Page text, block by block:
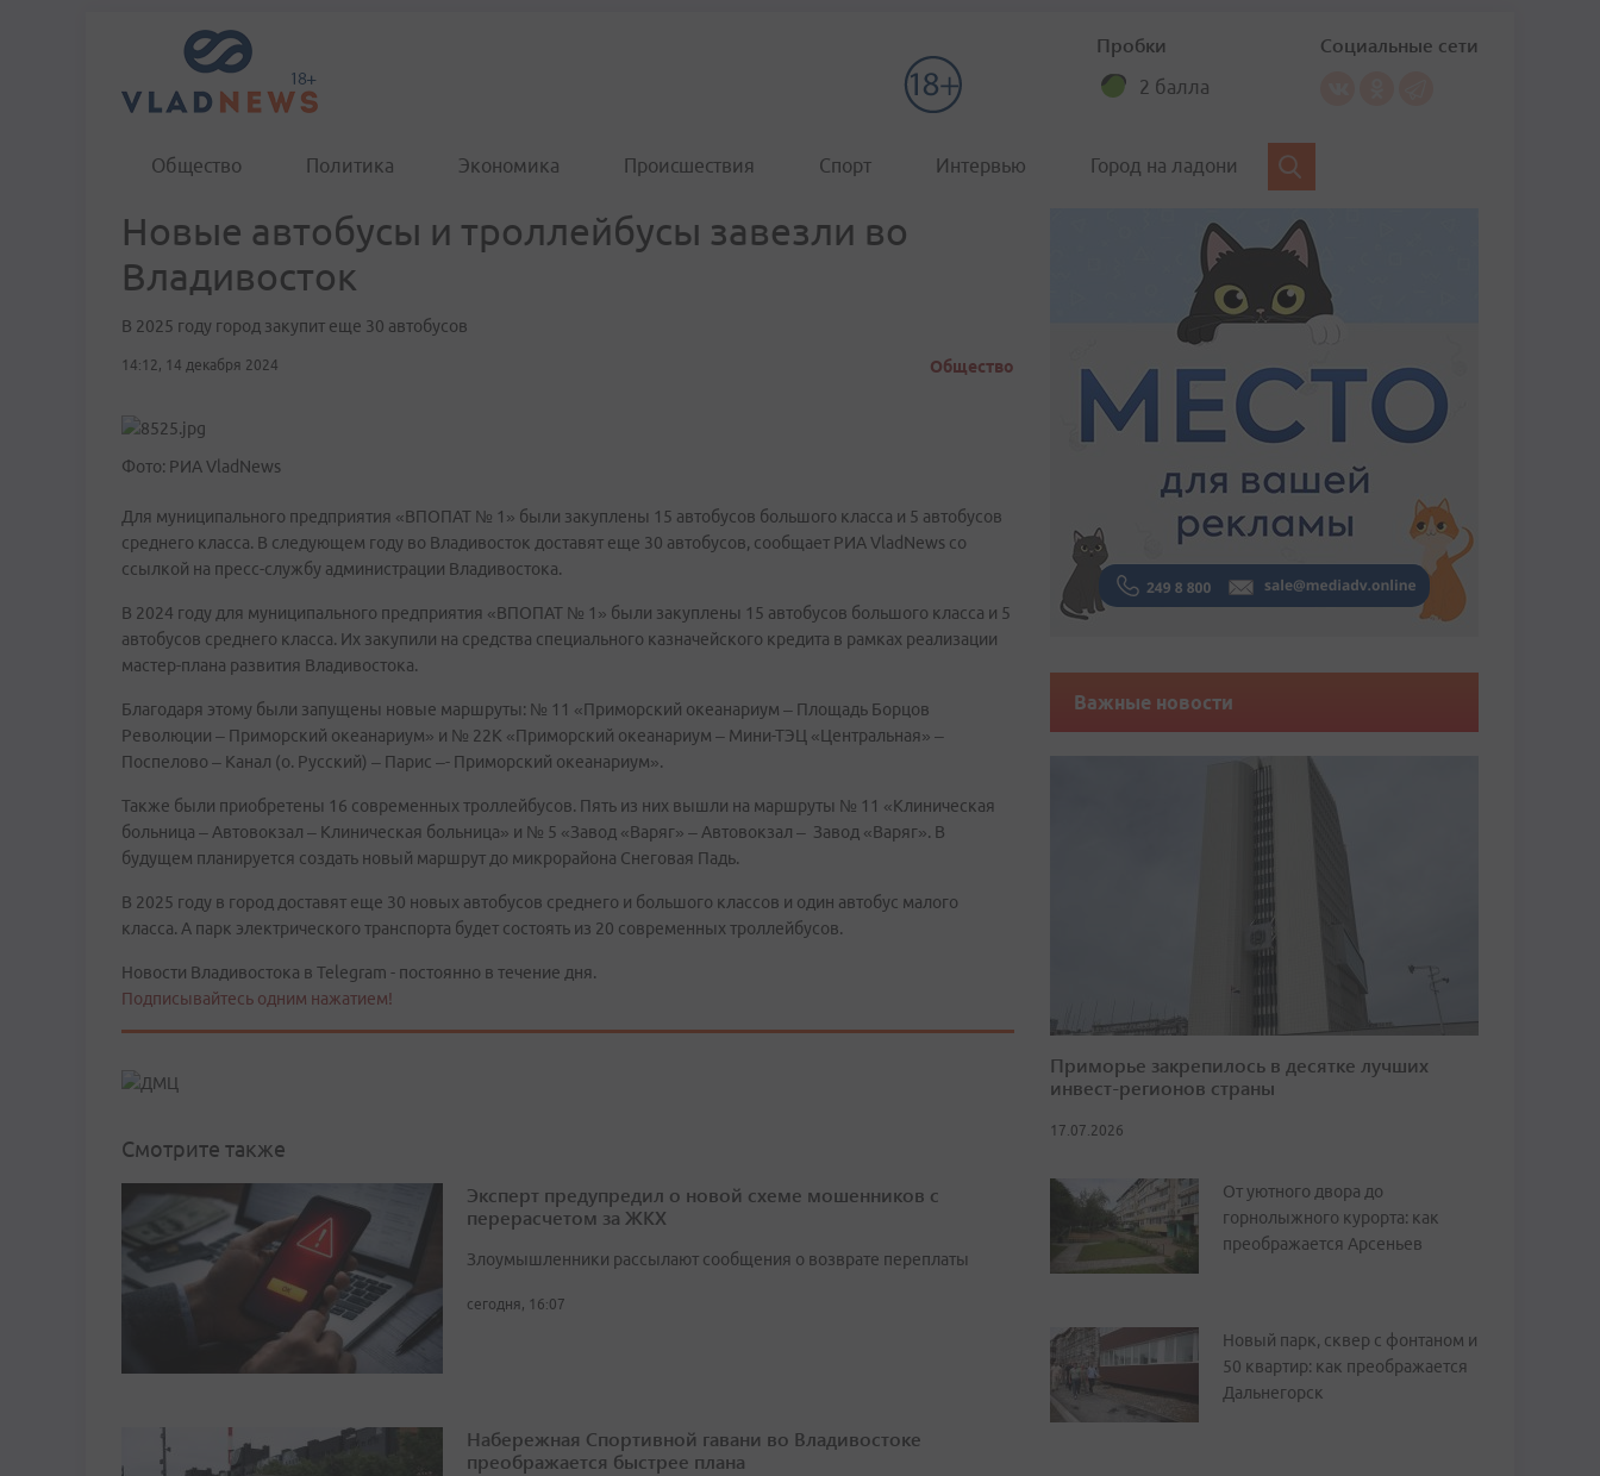
Пробки
2 балла
Социальные сети
Общество Политика Экономика Происшествия Спорт Интервью Город на ладони
Новые автобусы и троллейбусы завезли во
Владивосток
В 2025 году город закупит еще 30 автобусов
14:12, 14 декабря 2024 Общество
Фото: РИА VladNews
Для муниципального предприятия «ВПОПАТ № 1» были закуплены 15 автобусов большого класса и 5 автобусов
среднего класса. В следующем году во Владивосток доставят еще 30 автобусов, сообщает РИА VladNews со
ссылкой на пресс-службу администрации Владивостока.
В 2024 году для муниципального предприятия «ВПОПАТ № 1» были закуплены 15 автобусов большого класса и 5
автобусов среднего класса. Их закупили на средства специального казначейского кредита в рамках реализации
мастер-плана развития Владивостока.
Благодаря этому были запущены новые маршруты: № 11 «Приморский океанариум – Площадь Борцов
Революции – Приморский океанариум» и № 22К «Приморский океанариум – Мини-ТЭЦ «Центральная» –
Поспелово – Канал (о. Русский) – Парис –- Приморский океанариум».
Также были приобретены 16 современных троллейбусов. Пять из них вышли на маршруты № 11 «Клиническая
больница – Автовокзал – Клиническая больница» и № 5 «Завод «Варяг» – Автовокзал – Завод «Варяг». В
будущем планируется создать новый маршрут до микрорайона Снеговая Падь.
В 2025 году в город доставят еще 30 новых автобусов среднего и большого классов и один автобус малого
класса. А парк электрического транспорта будет состоять из 20 современных троллейбусов.
Новости Владивостока в Telegram - постоянно в течение дня.
Подписывайтесь одним нажатием!
Смотрите также
Эксперт предупредил о новой схеме мошенников с
перерасчетом за ЖКХ
Злоумышленники рассылают сообщения о возврате переплаты
сегодня, 16:07
Набережная Спортивной гавани во Владивостоке
преображается быстрее плана
Важные новости
Приморье закрепилось в десятке лучших
инвест-регионов страны
17.07.2026
От уютного двора до
горнолыжного курорта: как
преображается Арсеньев
Новый парк, сквер с фонтаном и
50 квартир: как преображается
Дальнегорск